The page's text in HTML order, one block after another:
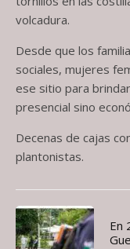
volcadura.
Desde que los
sociales, mujeres
ese sitio para
presencial sino
Decenas de cajas
plantonistas.
En